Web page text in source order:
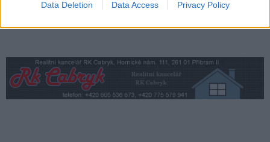
Data Deletion Data Access Privacy Policy